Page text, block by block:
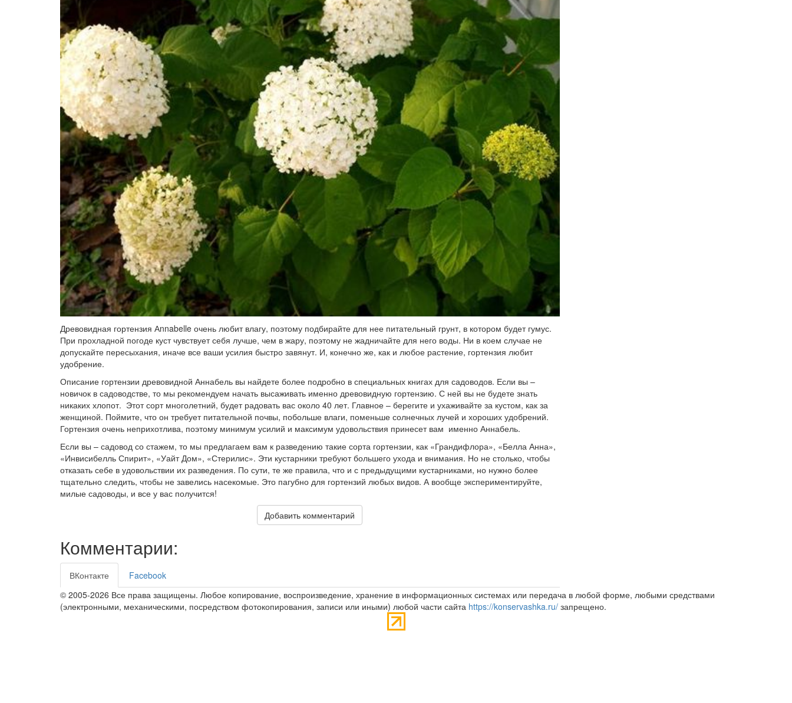
Древовидная гортензия Аnnabelle очень любит влагу, поэтому подбирайте для нее питательный грунт, в котором будет гумус.
При прохладной погоде куст чувствует себя лучше, чем в жару, поэтому не жадничайте для него воды. Ни в коем случае не
допускайте пересыхания, иначе все ваши усилия быстро завянут. И, конечно же, как и любое растение, гортензия любит
удобрение.
Описание гортензии древовидной Аннабель вы найдете более подробно в специальных книгах для садоводов. Если вы –
новичок в садоводстве, то мы рекомендуем начать высаживать именно древовидную гортензию. С ней вы не будете знать
никаких хлопот. Этот сорт многолетний, будет радовать вас около 40 лет. Главное – берегите и ухаживайте за кустом, как за
женщиной. Поймите, что он требует питательной почвы, побольше влаги, поменьше солнечных лучей и хороших удобрений.
Гортензия очень неприхотлива, поэтому минимум усилий и максимум удовольствия принесет вам именно Аннабель.
Если вы – садовод со стажем, то мы предлагаем вам к разведению такие сорта гортензии, как «Грандифлора», «Белла Анна»,
«Инвисибелль Спирит», «Уайт Дом», «Стерилис». Эти кустарники требуют большего ухода и внимания. Но не столько, чтобы
отказать себе в удовольствии их разведения. По сути, те же правила, что и с предыдущими кустарниками, но нужно более
тщательно следить, чтобы не завелись насекомые. Это пагубно для гортензий любых видов. А вообще экспериментируйте,
милые садоводы, и все у вас получится!
Добавить комментарий
Комментарии:
ВКонтакте
Facebook
© 2005-2026 Все права защищены. Любое копирование, воспроизведение, хранение в информационных системах или передача в любой форме, любыми средствами
(электронными, механическими, посредством фотокопирования, записи или иными) любой части сайта https://konservashka.ru/ запрещено.